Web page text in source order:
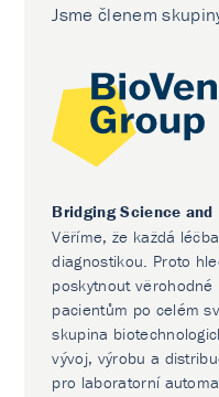
Jsme členem
Bridging Science and
Věříme, že každá
diagnostikou. Proto
poskytnout
pacientům po celém
skupina
vývoj, výrobu a
pro laboratorní